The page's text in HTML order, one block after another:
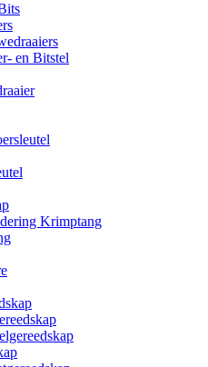
en Bitstel
Krimptang